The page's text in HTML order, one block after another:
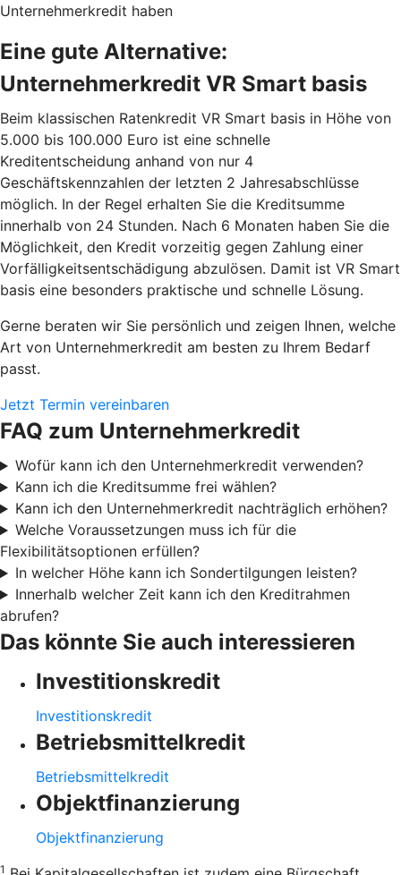
Unternehmerkredit haben
Eine gute Alternative:
Unternehmerkredit VR Smart basis
Beim klassischen Ratenkredit VR Smart basis in Höhe von
5.000 bis 100.000 Euro ist eine schnelle
Kreditentscheidung anhand von nur 4
Geschäftskennzahlen der letzten 2 Jahresabschlüsse
möglich. In der Regel erhalten Sie die Kreditsumme
innerhalb von 24 Stunden. Nach 6 Monaten haben Sie die
Möglichkeit, den Kredit vorzeitig gegen Zahlung einer
Vorfälligkeitsentschädigung abzulösen. Damit ist VR Smart
basis eine besonders praktische und schnelle Lösung.
Gerne beraten wir Sie persönlich und zeigen Ihnen, welche
Art von Unternehmerkredit am besten zu Ihrem Bedarf
passt.
Jetzt Termin vereinbaren
FAQ zum Unternehmerkredit
Wofür kann ich den Unternehmerkredit verwenden?
Kann ich die Kreditsumme frei wählen?
Kann ich den Unternehmerkredit nachträglich erhöhen?
Welche Voraussetzungen muss ich für die
Flexibilitätsoptionen erfüllen?
In welcher Höhe kann ich Sondertilgungen leisten?
Innerhalb welcher Zeit kann ich den Kreditrahmen
abrufen?
Das könnte Sie auch interessieren
Investitionskredit
Investitionskredit
Betriebsmittelkredit
Betriebsmittelkredit
Objektfinanzierung
Objektfinanzierung
1